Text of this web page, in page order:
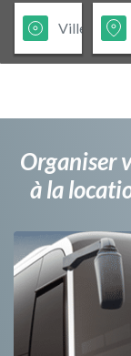
Organiser
à la